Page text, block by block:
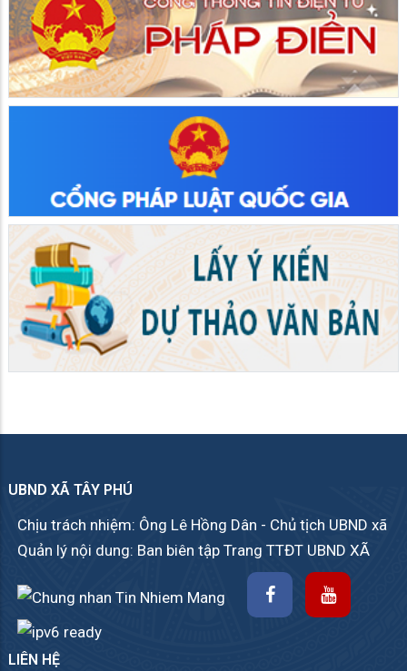
UBND XÃ TÂY PHÚ
Chịu trách nhiệm: Ông Lê Hồng Dân - Chủ tịch UBND xã
Quản lý nội dung: Ban biên tập Trang TTĐT UBND XÃ
LIÊN HỆ